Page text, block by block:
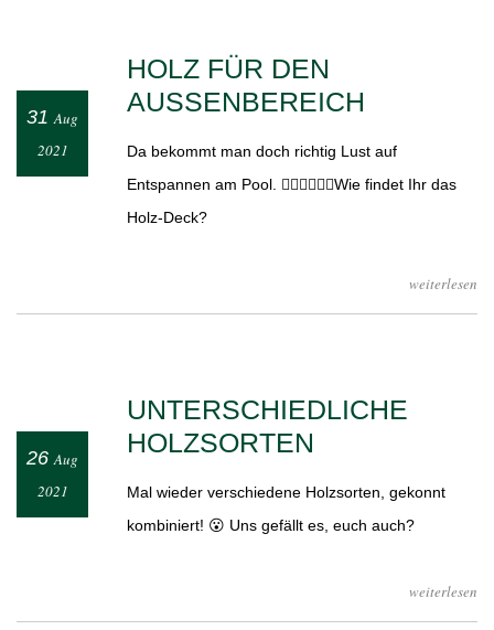
HOLZ FÜR DEN
AUSSENBEREICH
31 Aug
2021
Da bekommt man doch richtig Lust auf
Entspannen am Pool. 🧘🏻‍♀️🧘🏼‍♂️Wie findet Ihr das
Holz-Deck?
weiterlesen
UNTERSCHIEDLICHE
HOLZSORTEN
26 Aug
2021
Mal wieder verschiedene Holzsorten, gekonnt
kombiniert! 😮 Uns gefällt es, euch auch?
weiterlesen